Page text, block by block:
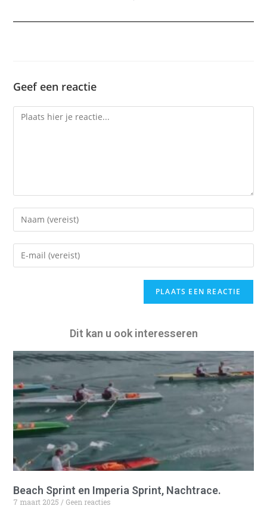
Geef een reactie
n
t
i
v
e
Dit kan u ook interesseren
Beach Sprint en Imperia Sprint, Nachtrace.
7 maart 2025 Geen reacties